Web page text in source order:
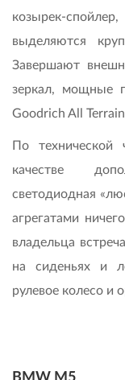
козырек-
выделяются
Завершают
зеркал, мощные
Goodrich All
По
качестве
светодиодная
агрегатами
владельца
на сиденьях и
рулевое колесо и